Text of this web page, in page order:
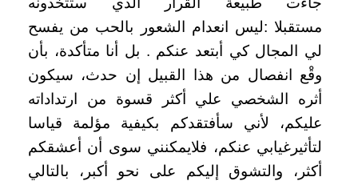
مستقبلا :ليس انعدام الشعور بالحب من يفسح
لي المجال كي أبتعد عنكم . بل أنا متأكدة، بأن
وقْع انفصال من هذا القبيل إن حدث، سيكون
أثره الشخصي علي أكثر قسوة من ارتداداته
عليكم، لأني سأفتقدكم بكيفية مؤلمة قياسا
لتأثيرغيابي عنكم، فلايمكنني سوى أن أعشقكم
أكثر، والتشوق إليكم على نحو أكبر، بالتالي